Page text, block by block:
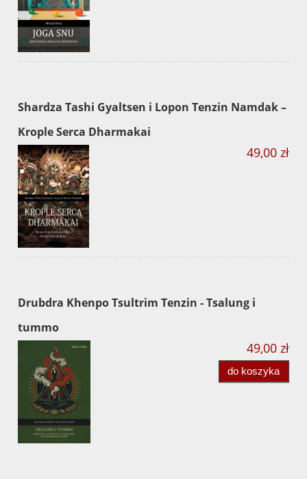
Shardza Tashi Gyaltsen i Lopon Tenzin Namdak –
Krople Serca Dharmakai
49,00 zł
Drubdra Khenpo Tsultrim Tenzin - Tsalung i
tummo
49,00 zł
do koszyka